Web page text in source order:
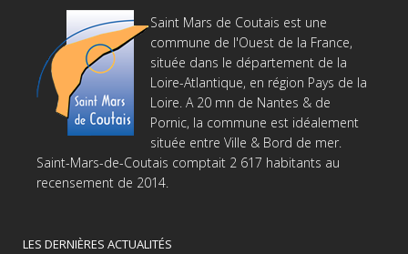
Saint Mars de Coutais est une
commune de l'Ouest de la France,
située dans le département de la
Loire-Atlantique, en région Pays de la
Loire. A 20 mn de Nantes & de
Pornic, la commune est idéalement
située entre Ville & Bord de mer.
Saint-Mars-de-Coutais comptait 2 617 habitants au
recensement de 2014.
LES DERNIÈRES ACTUALITÉS